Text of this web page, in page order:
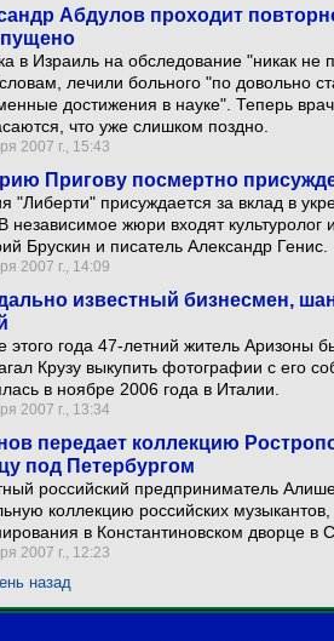
Абдулов проходит
в Израиль на обследование "никак не
лечили больного "по довольно
достижения в науке". Теперь
что уже слишком поздно.
2007 г., 15:43
Пригову посмертно
"Либерти" присуждается за вклад в
жюри входят
Брускин и писатель Александр
2007 г., 14:09
известный бизнесмен,
этого года 47-летний житель Аризоны
Крузу выкупить фотографии с его
в ноябре 2006 года в Италии.
2007 г., 13:34
передает коллекцию
под Петербургом
российский предприниматель
коллекцию российских
в Константиновском дворце в
2007 г., 12:23
назад